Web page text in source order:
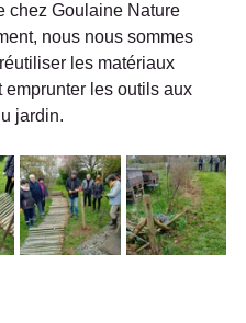
chez Goulaine Nature
nous nous sommes
les matériaux
emprunter les outils aux
jardin.